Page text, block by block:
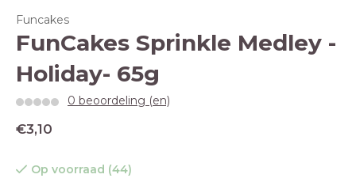
Funcakes
FunCakes Sprinkle Medley -
Holiday- 65g
0 beoordeling (en)
€3,10
Op voorraad (44)